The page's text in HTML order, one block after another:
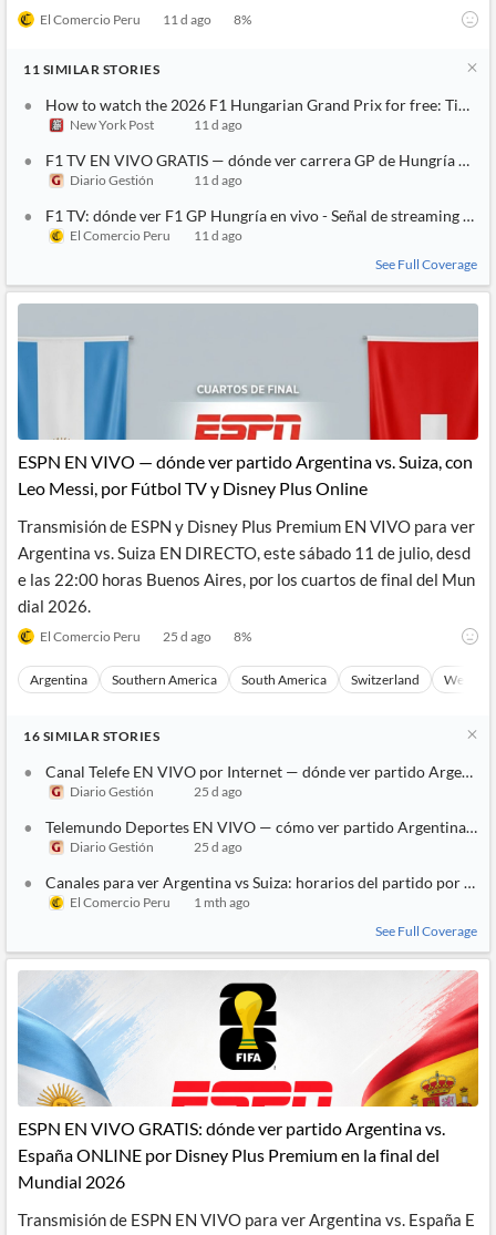
El Comercio Peru 11 d ago 8%
11 SIMILAR STORIES
How to watch the 2026 F1 Hungarian Grand Prix for free: Time,
New York Post 11 d ago
F1 TV EN VIVO GRATIS — dónde ver carrera GP de Hungría
Diario Gestión 11 d ago
F1 TV: dónde ver F1 GP Hungría en vivo - Señal de streaming
El Comercio Peru
11 d ago
See Full Coverage
ESPN EN VIVO — dónde ver partido Argentina vs. Suiza, con
Leo Messi, por Fútbol TV y Disney Plus Online
Transmisión de ESPN y Disney Plus Premium EN VIVO para ver
Argentina vs. Suiza EN DIRECTO, este sábado 11 de julio, desd
e las 22:00 horas Buenos Aires, por los cuartos de final del Mun
dial 2026.
El Comercio Peru 25 d ago 8%
Argentina Southern America South America Switzerland
16 SIMILAR STORIES
Canal Telefe EN VIVO por Internet — dónde ver partido
Diario Gestión 25 d ago
Telemundo Deportes EN VIVO — cómo ver partido Argentina vs.
Diario Gestión 25 d ago
Canales para ver Argentina vs Suiza: horarios del partido por
El Comercio Peru
1 mth ago
See Full Coverage
ESPN EN VIVO GRATIS: dónde ver partido Argentina vs.
España ONLINE por Disney Plus Premium en la final del
Mundial 2026
Transmisión de ESPN EN VIVO para ver Argentina vs. España E